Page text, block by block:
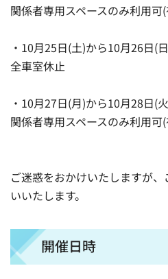
関係者専用スペースのみ利用可
・10月25日(土)から10月26日(
全車室休止
・10月27日(月)から10月28日(
関係者専用スペースのみ利用可
ご迷惑をおかけいたしますが
いいたします。
開催日時